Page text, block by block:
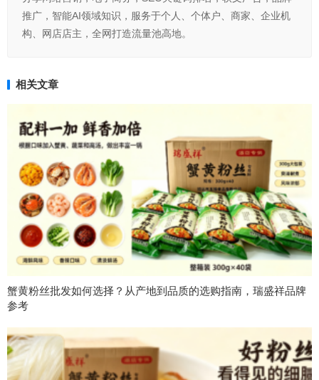
推广，智能AI领域知识，服务于个人、个体户、商家、企业机
构、网店店主，全网打造流量池高地。
相关文章
蟹黄粉丝批发如何选择？从产地到品质的选购指南，瑞盛祥品牌
参考